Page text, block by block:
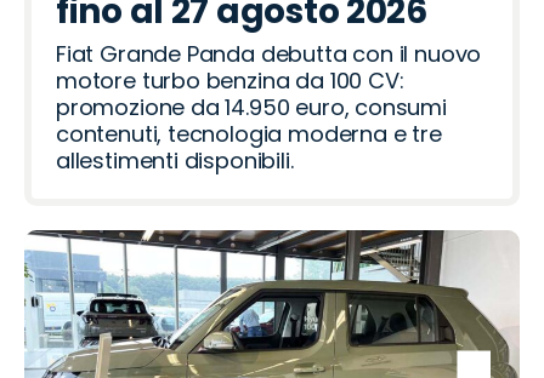
fino al 27 agosto 2026
Fiat Grande Panda debutta con il nuovo
motore turbo benzina da 100 CV:
promozione da 14.950 euro, consumi
contenuti, tecnologia moderna e tre
allestimenti disponibili.